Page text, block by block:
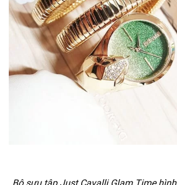
Bộ sưu tập Just Cavalli Glam Time